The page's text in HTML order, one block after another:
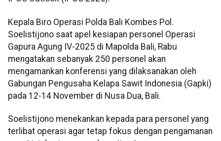
Kepala Biro Operasi Polda Bali Kombes Pol.
Soelistijono saat apel kesiapan personel Operasi
Gapura Agung IV-2025 di Mapolda Bali, Rabu
mengatakan sebanyak 250 personel akan
mengamankan konferensi yang dilaksanakan oleh
Gabungan Pengusaha Kelapa Sawit Indonesia (Gapki)
pada 12-14 November di Nusa Dua, Bali.
Soelistijono menekankan kepada para personel yang
terlibat operasi agar tetap fokus dengan pengamanan